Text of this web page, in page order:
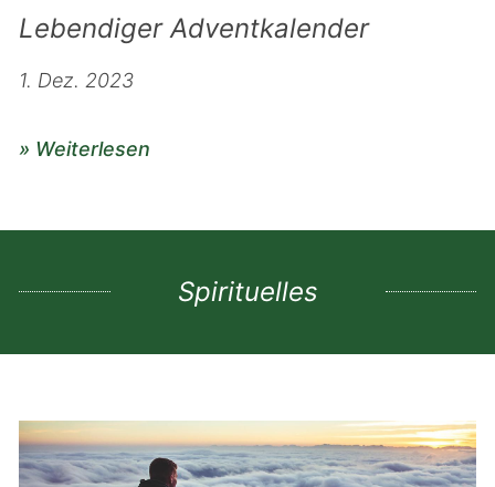
Lebendiger Adventkalender
1. Dez. 2023
» Weiterlesen
Spirituelles